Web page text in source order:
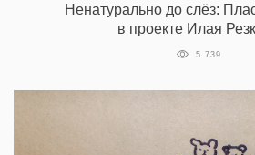
Ненатурально до слёз:
в проекте Илая
5 739